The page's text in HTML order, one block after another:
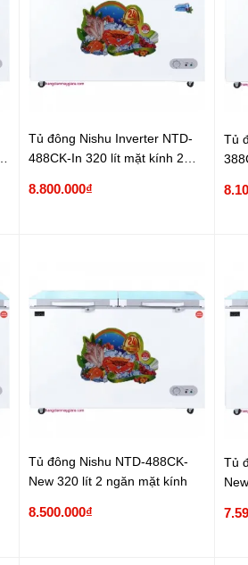
Tủ đông Nishu Inverter NTD-
488CK-In 320 lít mặt kính 2
8.800.000₫
Tủ
Tủ đông Nishu NTD-488CK-
New 320 lít 2 ngăn mặt kính
8.500.000₫
Tủ